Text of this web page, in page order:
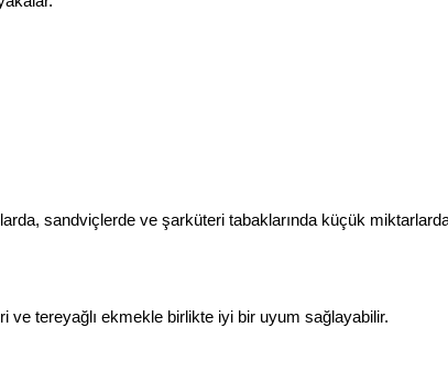
sandviçlerde ve şarküteri tabaklarında küçük
tereyağlı ekmekle birlikte iyi bir uyum sağlayabilir.